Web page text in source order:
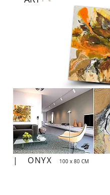
| ONYX 100 x 80 CM